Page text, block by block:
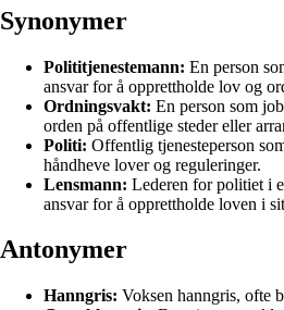
Synonymer
Polititjenestemann: En person
ansvar for å opprettholde lov og
Ordningsvakt: En person som
orden på offentlige steder eller
Politi: Offentlig tjenesteperson
håndheve lover og reguleringer.
Lensmann: Lederen for politiet i
ansvar for å opprettholde loven i
Antonymer
Hanngris: Voksen hanngris, ofte